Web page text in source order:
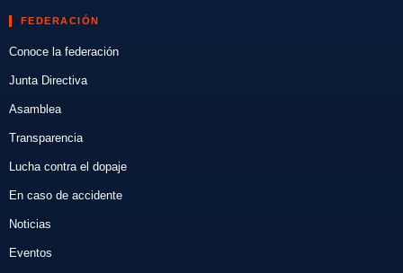
FEDERACIÓN
Conoce la federación
Junta Directiva
Asamblea
Transparencia
Lucha contra el dopaje
En caso de accidente
Noticias
Eventos